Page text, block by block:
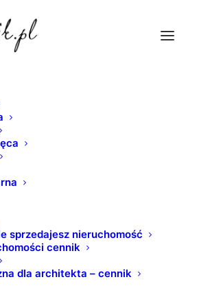
sprzedajesz nieruchomość
cennik
dla architekta – cennik
mieszkan-bydgoszcz
Główna
mieszkań, domów i apartamentów dla
wnętrz i architektów